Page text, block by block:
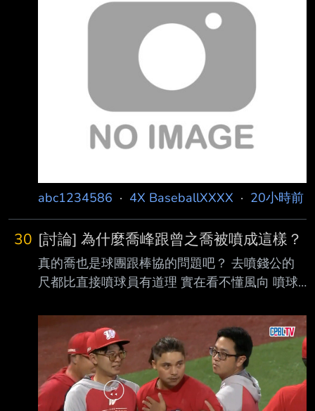
2023.02.18~2026.08.06之間，已執行完畢水
桶及G4累犯不計，累犯共計14次。 重新計算
後，水桶日數調整為 99,328,800 天，並且全數
重計入桶。 另因PTT於8/8維護後更新水桶系統
上限，本水桶將於8/8維護後執行。 計算流程：
https://i.meee.com
abc1234586 · 4X BaseballXXXX · 20小時前
30 [討論] 為什麼喬峰跟曾之喬被噴成這樣？
真的喬也是球團跟棒協的問題吧？ 去噴錢公的
尺都比直接噴球員有道理 實在看不懂風向 噴球
的跟屎一樣 被噴也是無辜 阿不就是富邦錢公 林
凱威那年的狀況去參加亞運會比較好？看來是個